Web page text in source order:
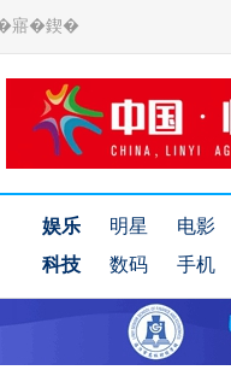
�寤�鍥�
娱乐 明星 电影
科技
数码 手机